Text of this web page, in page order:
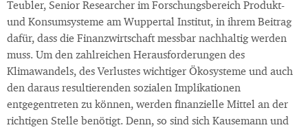
Teubler, Senior Researcher im Forschungsbereich Produkt-
und Konsumsysteme am Wuppertal Institut, in ihrem Beitrag
dafür, dass die Finanzwirtschaft messbar nachhaltig werden
muss. Um den zahlreichen Herausforderungen des
Klimawandels, des Verlustes wichtiger Ökosysteme und auch
den daraus resultierenden sozialen Implikationen
entgegentreten zu können, werden finanzielle Mittel an der
richtigen Stelle benötigt. Denn, so sind sich Kausemann und